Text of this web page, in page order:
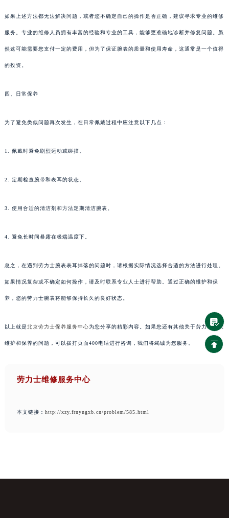
如果上述方法都无法解决问题，或者您不确定自己的操作是否正确，建议寻求专业的维修
服务。专业的维修人员拥有丰富的经验和专业的工具，能够更准确地诊断并修复问题。虽
然这可能需要您支付一定的费用，但为了保证腕表的质量和使用寿命，这通常是一个值得
的投资。
四、日常保养
为了避免类似问题再次发生，在日常佩戴过程中应注意以下几点：
1. 佩戴时避免剧烈运动或碰撞。
2. 定期检查腕带和表耳的状态。
3. 使用合适的清洁剂和方法定期清洁腕表。
4. 避免长时间暴露在极端温度下。
总之，在遇到劳力士腕表表耳掉落的问题时，请根据实际情况选择合适的方法进行处理。
如果情况复杂或不确定如何操作，请及时联系专业人士进行帮助。通过正确的维护和保
养，您的劳力士腕表将能够保持长久的良好状态。
以上就是北京劳力士保养服务中心为您分享的精彩内容。如果您还有其他关于劳力士手表
维护和保养的问题，可以拨打页面400电话进行咨询，我们将竭诚为您服务。
劳力士维修服务中心
本文链接： http://xzy.frnyngxb.cn/problem/585.html